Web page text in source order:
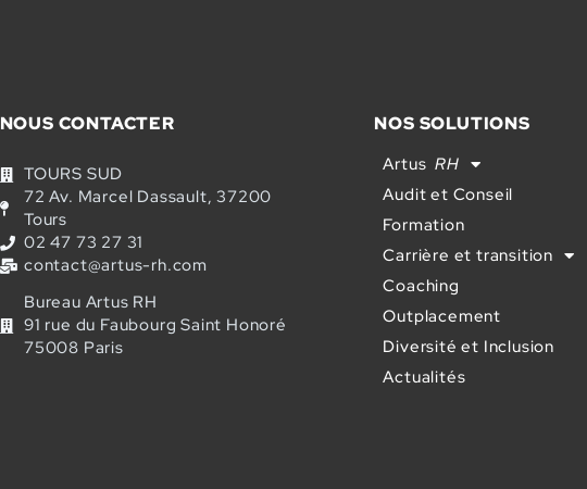
NOUS CONTACTER
TOURS SUD
72 Av. Marcel Dassault, 37200
Tours
02 47 73 27 31
contact@artus-rh.com
Bureau Artus RH
91 rue du Faubourg Saint Honoré
75008 Paris
NOS SOLUTIONS
ArtusRH
Audit et Conseil
Formation
Carrière et transition
Coaching
Outplacement
Diversité et Inclusion
Actualités